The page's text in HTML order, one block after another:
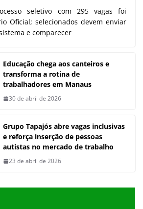
seletivo com 295 vagas foi
Oficial; selecionados devem enviar
e comparecer
Educação chega aos canteiros e
transforma a rotina de
trabalhadores em Manaus
30 de abril de 2026
Grupo Tapajós abre vagas inclusivas
e reforça inserção de pessoas
autistas no mercado de trabalho
23 de abril de 2026